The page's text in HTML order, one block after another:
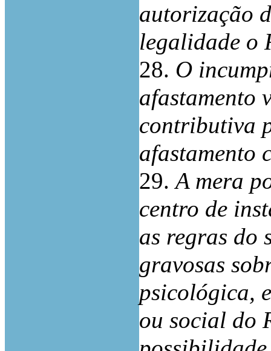
autorização
legalidade o
28. O
afastamento
contributiva
afastamento
29.A mera
centro de
as regras do
gravosas
psicológica,
ou social do